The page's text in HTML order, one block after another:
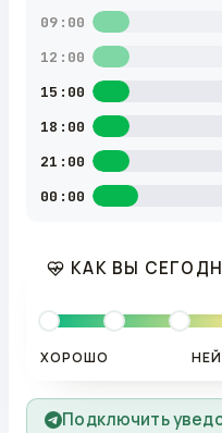
09:00
12:00
15:00
18:00
21:00
00:00
КАК ВЫ
ХОРОШО
Подключить